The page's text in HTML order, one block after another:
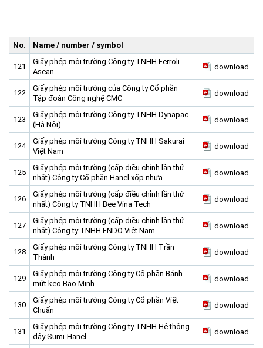
Vision and mission
Development History
Organization Structure
News and Events ▼
HHTP Management Board
New policies
Investors
Training and Research
International cooperation
4th Industrial Revolution
Zoning ▼
Master plan
Functional area planning
Why's HHTP? ▼
Location
Infrastructure
Investment incentives
One-stop mechanism
Human Resources
Investment Guide ▼
Investment procedures
Investment criteria
Investment sector
Management and operation
Legal Documents
Administrative Procedures
Environment
Investment
Land
Hoa Lac Hi-Tech Park
Labor
Entrepreneur
Planning and Construction
Investment Incentives
Others
Notification - Recruitment ▼
Notification
Recruitment
Contact
Contact
Weblinks
No. Name / number / symbol
121
Giấy phép môi trường Công ty TNHH Ferroli
Asean
download
122
Giấy phép môi trường của Công ty Cổ phần
Tập đoàn Công nghệ CMC
download
123
Giấy phép môi trường Công ty TNHH Dynapac
(Hà Nội)
download
124
Giấy phép môi trường Công ty TNHH Sakurai
Việt Nam
download
125
Giấy phép môi trường (cấp điều chỉnh lần thứ
nhất) Công ty Cổ phần Hanel xốp nhựa
download
126
Giấy phép môi trường (cấp điều chỉnh lần thứ
nhất) Công ty TNHH Bee Vina Tech
download
127
Giấy phép môi trường (cấp điều chỉnh lần thứ
nhất) Công ty TNHH ENDO Việt Nam
download
128
Giấy phép môi trường Công ty TNHH Trần
Thành
download
129
Giấy phép môi trường Công ty Cổ phần Bánh
mứt kẹo Bảo Minh
download
130
Giấy phép môi trường Công ty Cổ phần Việt
Chuẩn
download
131
Giấy phép môi trường Công ty TNHH Hệ thống
dây Sumi-Hanel
download